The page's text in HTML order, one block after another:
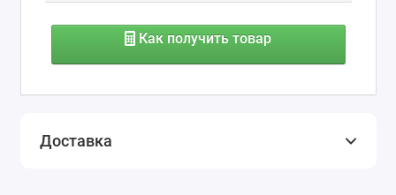
Как получить товар
Доставка